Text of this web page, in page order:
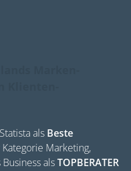
als Beste
Marketing,
alsTOPBERATER